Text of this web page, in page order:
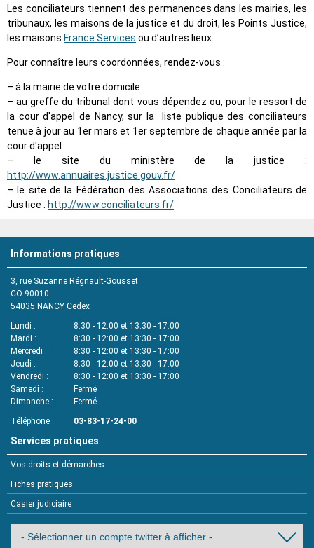
Les conciliateurs tiennent des permanences dans les mairies, les
tribunaux, les maisons de la justice et du droit, les Points Justice,
les maisons France Services ou d’autres lieux.
Pour connaître leurs coordonnées, rendez-vous :
– à la mairie de votre domicile
– au greffe du tribunal dont vous dépendez ou, pour le ressort de
la cour d'appel de Nancy, sur la liste publique des conciliateurs
tenue à jour au 1er mars et 1er septembre de chaque année par la
cour d'appel
– le site du ministère de la justice :
http://www.annuaires.justice.gouv.fr/
– le site de la Fédération des Associations des Conciliateurs de
Justice : http://www.conciliateurs.fr/
Informations pratiques
3, rue Suzanne Régnault-Gousset
CO 90010
54035 NANCY Cedex
Lundi
8:30 - 12:00 et 13:30 - 17:00
Mardi
8:30 - 12:00 et 13:30 - 17:00
Mercredi
8:30 - 12:00 et 13:30 - 17:00
Jeudi
8:30 - 12:00 et 13:30 - 17:00
Vendredi
8:30 - 12:00 et 13:30 - 17:00
Samedi
Fermé
Dimanche
Fermé
Téléphone
03-83-17-24-00
Services pratiques
Vos droits et démarches
Fiches pratiques
Casier judiciaire